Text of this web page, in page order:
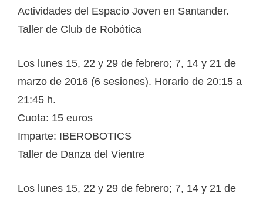
Actividades del Espacio Joven en Santander.
Taller de Club de Robótica
Los lunes 15, 22 y 29 de febrero; 7, 14 y 21 de
marzo de 2016 (6 sesiones). Horario de 20:15 a
21:45 h.
Cuota: 15 euros
Imparte: IBEROBOTICS
Taller de Danza del Vientre
Los lunes 15, 22 y 29 de febrero; 7, 14 y 21 de